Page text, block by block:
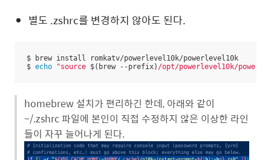
별도 .zshrc를 변경하지 않아도 된다.
$ brew install romkatv/powerlevel10k/powerlevel10k
$ echo "source $(brew --prefix) /opt/powerlevel10k/
homebrew 설치가 편리하긴 한데, 아래와 같이
~/.zshrc 파일에 본인이 직접 수정하지 않은 이상한 라인
들이 자꾸 늘어나게 된다.